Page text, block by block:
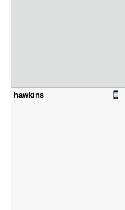
hawkins